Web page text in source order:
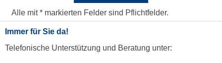
Alle mit * markierten Felder sind Pflichtfelder.
Immer für Sie da!
Telefonische Unterstützung und Beratung unter: